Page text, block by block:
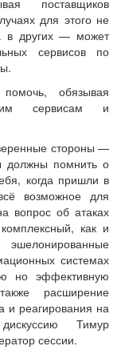
для этого не
в других — может
сервисов по
обязывая
сервисам и
стороны —
должны помнить о
когда пришли в
возможное для
вопрос об атаках
как и
системах
но эффективную
расширение
и реагирования на
Тимур
сессии.